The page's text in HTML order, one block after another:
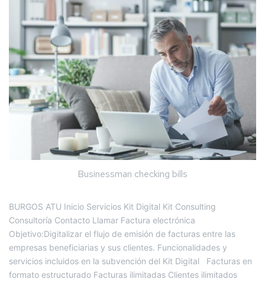
Businessman checking bills
BURGOS ATU Inicio Servicios Kit Digital Kit Consulting
Consultoría Contacto Llamar Factura electrónica
Objetivo:Digitalizar el flujo de emisión de facturas entre las
empresas beneficiarias y sus clientes. Funcionalidades y
servicios incluidos en la subvención del Kit Digital Facturas en
formato estructurado Facturas ilimitadas Clientes ilimitados